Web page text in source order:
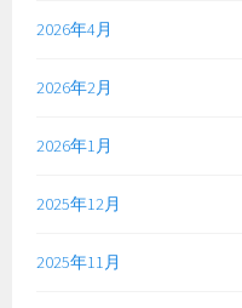
2026年4月
2026年2月
2026年1月
2025年12月
2025年11月